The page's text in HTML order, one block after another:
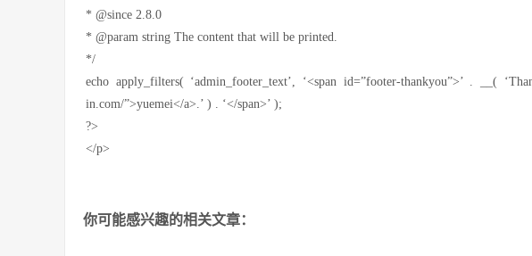
* @since 2.8.0
* @param string The content that will be printed.
*/
echo apply_filters( ‘admin_footer_text’, ‘<span id=”footer-thankyou”>’ . __(
in.com/”>yuemei</a>.’ ) . ‘</span>’ );
?>
</p>
你可能感兴趣的相关文章：